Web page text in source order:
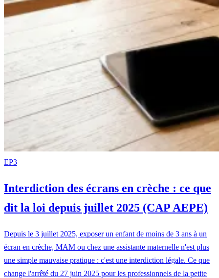
EP3
Interdiction des écrans en crèche : ce que
dit la loi depuis juillet 2025 (CAP AEPE)
Depuis le 3 juillet 2025, exposer un enfant de moins de 3 ans à un
écran en crèche, MAM ou chez une assistante maternelle n'est plus
une simple mauvaise pratique : c'est une interdiction légale. Ce que
change l'arrêté du 27 juin 2025 pour les professionnels de la petite